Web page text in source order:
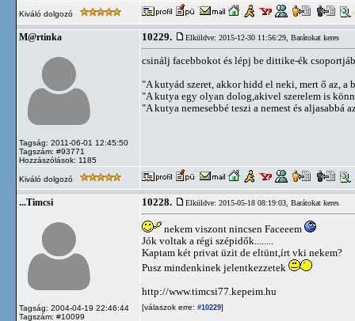
Kiváló dolgozó
M@rtinka
Tagság: 2011-06-01 12:45:50
Tagszám: #93771
Hozzászólások: 1185
10229. Elküldve: 2015-12-30 11:56:29, Barátokat keres
csinálj facebbokot és lépj be dittike-ék
"A kutyád szeret, akkor hidd el neki, mert ő az, a
"A kutya egy olyan dolog,akivel szerelem is
"A kutya nemesebbé teszi a nemest és aljasabbá
Kiváló dolgozó
...Timcsi
Tagság: 2004-04-19 22:46:44
Tagszám: #10099
10228. Elküldve: 2015-05-18 08:19:03, Barátokat keres
nekem viszont nincsen Faceeem
Jók voltak a régi szépidők........
Kaptam két privat üzit de eltünt,írt vki nekem?
Pusz mindenkinek jelentkezzetek
http://www.timcsi77.kepeim.hu
[válaszok erre: #10229]